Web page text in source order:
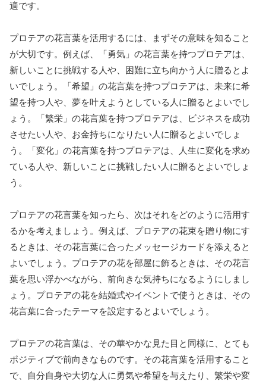
適です。
プロテアの花言葉を活用するには、まずその意味を知ること
が大切です。例えば、「勇気」の花言葉を持つプロテアは、
新しいことに挑戦する人や、困難に立ち向かう人に贈るとよ
いでしょう。「希望」の花言葉を持つプロテアは、未来に希
望を持つ人や、夢を叶えようとしている人に贈るとよいでし
ょう。「繁栄」の花言葉を持つプロテアは、ビジネスを成功
させたい人や、お金持ちになりたい人に贈るとよいでしょ
う。「変化」の花言葉を持つプロテアは、人生に変化を求め
ている人や、新しいことに挑戦したい人に贈るとよいでしょ
う。
プロテアの花言葉を知ったら、次はそれをどのように活用す
るかを考えましょう。例えば、プロテアの花束を贈り物にす
るときは、その花言葉に合ったメッセージカードを添えると
よいでしょう。プロテアの花を部屋に飾るときは、その花言
葉を思い浮かべながら、前向きな気持ちになるようにしまし
ょう。プロテアの花を結婚式やイベントで使うときは、その
花言葉に合ったテーマを設定するとよいでしょう。
プロテアの花言葉は、その華やかな見た目と同様に、とても
ポジティブで前向きなものです。その花言葉を活用すること
で、自分自身や大切な人に勇気や希望を与えたり、繁栄や変